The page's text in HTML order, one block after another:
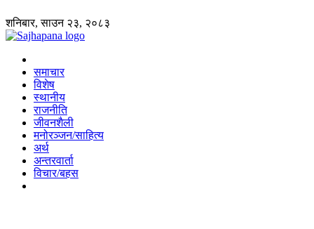
शनिबार, साउन २३, २०८३
समाचार
विशेष
स्थानीय
राजनीति
जीवनशैली
मनोरञ्जन/साहित्य
अर्थ
अन्तरवार्ता
विचार/बहस